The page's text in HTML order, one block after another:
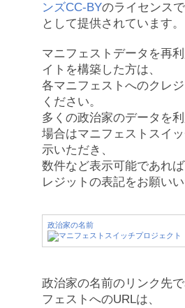
ンズCC-BYのライセンス
として提供されています。
マニフェストデータを再
イトを構築した方は、
各マニフェストへのクレ
ください。
多くの政治家のデータを
場合はマニフェストスイ
示いただき、
数件など表示可能であれ
レジットの表記をお願いい
政治家の名前
政治家の名前のリンク先
フェストへのURLは、